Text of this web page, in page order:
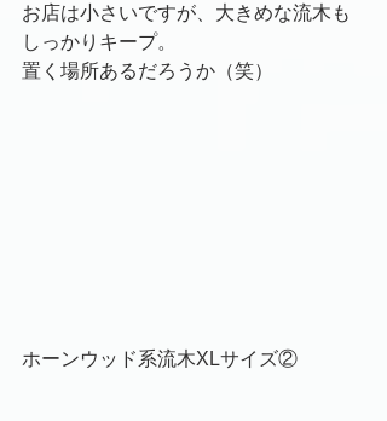
お店は小さいですが、大きめな流木も
しっかりキープ。
置く場所あるだろうか（笑）
ホーンウッド系流木XLサイズ②